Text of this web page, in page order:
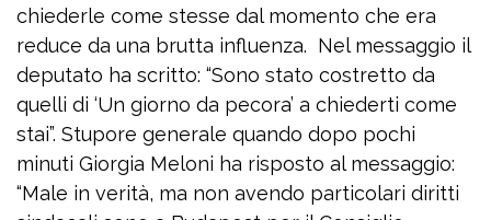
chiederle come stesse dal momento che era
reduce da una brutta influenza. Nel messaggio il
deputato ha scritto: “Sono stato costretto da
quelli di ‘Un giorno da pecora’ a chiederti come
stai”. Stupore generale quando dopo pochi
minuti Giorgia Meloni ha risposto al messaggio:
“Male in verità, ma non avendo particolari diritti